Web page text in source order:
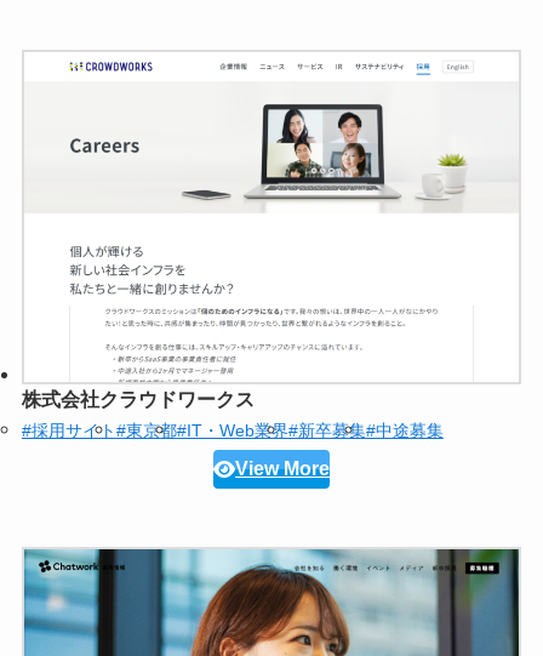
株式会社クラウドワークス
#採用サイト#東京都#IT・Web業界#新卒募集#中途募集
View More